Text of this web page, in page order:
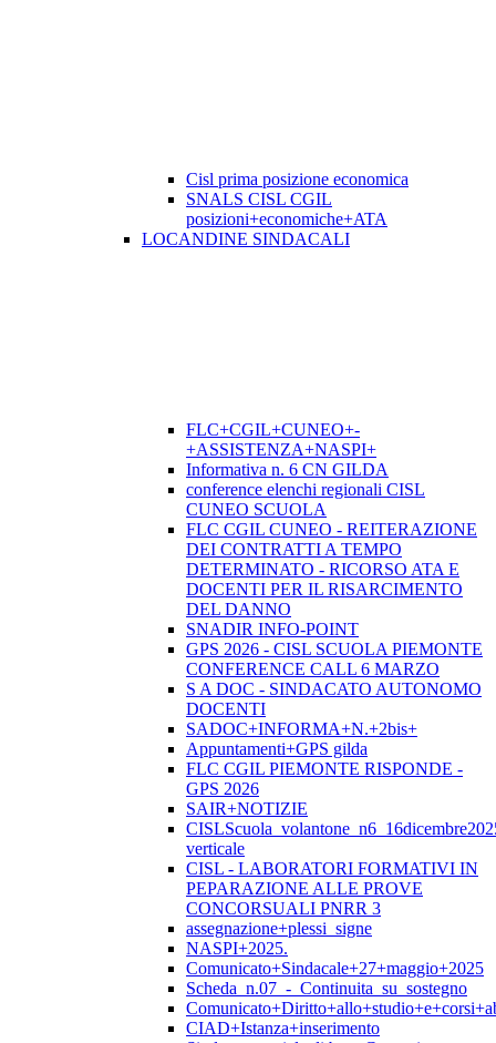
Cisl prima posizione economica
SNALS CISL CGIL
posizioni+economiche+ATA
LOCANDINE SINDACALI
FLC+CGIL+CUNEO+-
+ASSISTENZA+NASPI+
Informativa n. 6 CN GILDA
conference elenchi regionali CISL
CUNEO SCUOLA
FLC CGIL CUNEO - REITERAZIONE
DEI CONTRATTI A TEMPO
DETERMINATO - RICORSO ATA E
DOCENTI PER IL RISARCIMENTO
DEL DANNO
SNADIR INFO-POINT
GPS 2026 - CISL SCUOLA PIEMONTE
CONFERENCE CALL 6 MARZO
S A DOC - SINDACATO AUTONOMO
DOCENTI
SADOC+INFORMA+N.+2bis+
Appuntamenti+GPS gilda
FLC CGIL PIEMONTE RISPONDE -
GPS 2026
SAIR+NOTIZIE
verticale
CISL - LABORATORI FORMATIVI IN
PEPARAZIONE ALLE PROVE
CONCORSUALI PNRR 3
assegnazione+plessi_signe
NASPI+2025.
Comunicato+Sindacale+27+maggio+2025
Scheda_n.07_-_Continuita_su_sostegno
CIAD+Istanza+inserimento